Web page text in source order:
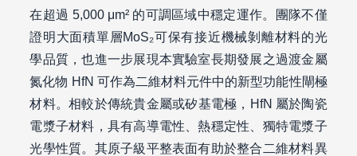
在超過 5,000 μm² 的可調區域中穩定運作。團隊不僅
證明大面積單層MoS₂可保有接近機械剝離材料的光
學品質，也進一步展現本實驗室長期發展之過渡金屬
氮化物 HfN 可作為二維材料元件中的新型功能性閘極
材料。相較於傳統貴金屬或矽基電極，HfN 屬於陶瓷
電漿子材料，具有高導電性、熱穩定性、獨特電漿子
光學性質。其原子級平整表面有助於整合二維材料異